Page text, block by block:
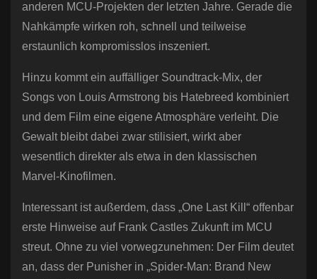
anderen MCU-Projekten der letzten Jahre. Gerade die
Nahkämpfe wirken roh, schnell und teilweise
erstaunlich kompromisslos inszeniert.
Hinzu kommt ein auffälliger Soundtrack-Mix, der
Songs von Louis Armstrong bis Hatebreed kombiniert
und dem Film eine eigene Atmosphäre verleiht. Die
Gewalt bleibt dabei zwar stilisiert, wirkt aber
wesentlich direkter als etwa in den klassischen
Marvel-Kinofilmen.
Interessant ist außerdem, dass „One Last Kill“ offenbar
erste Hinweise auf Frank Castles Zukunft im MCU
streut. Ohne zu viel vorwegzunehmen: Der Film deutet
an, dass der Punisher in „Spider-Man: Brand New